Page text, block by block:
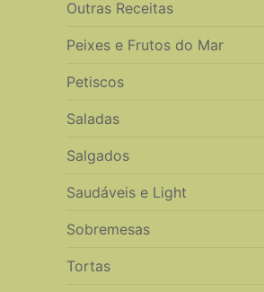
Outras Receitas
Peixes e Frutos do Mar
Petiscos
Saladas
Salgados
Saudáveis e Light
Sobremesas
Tortas